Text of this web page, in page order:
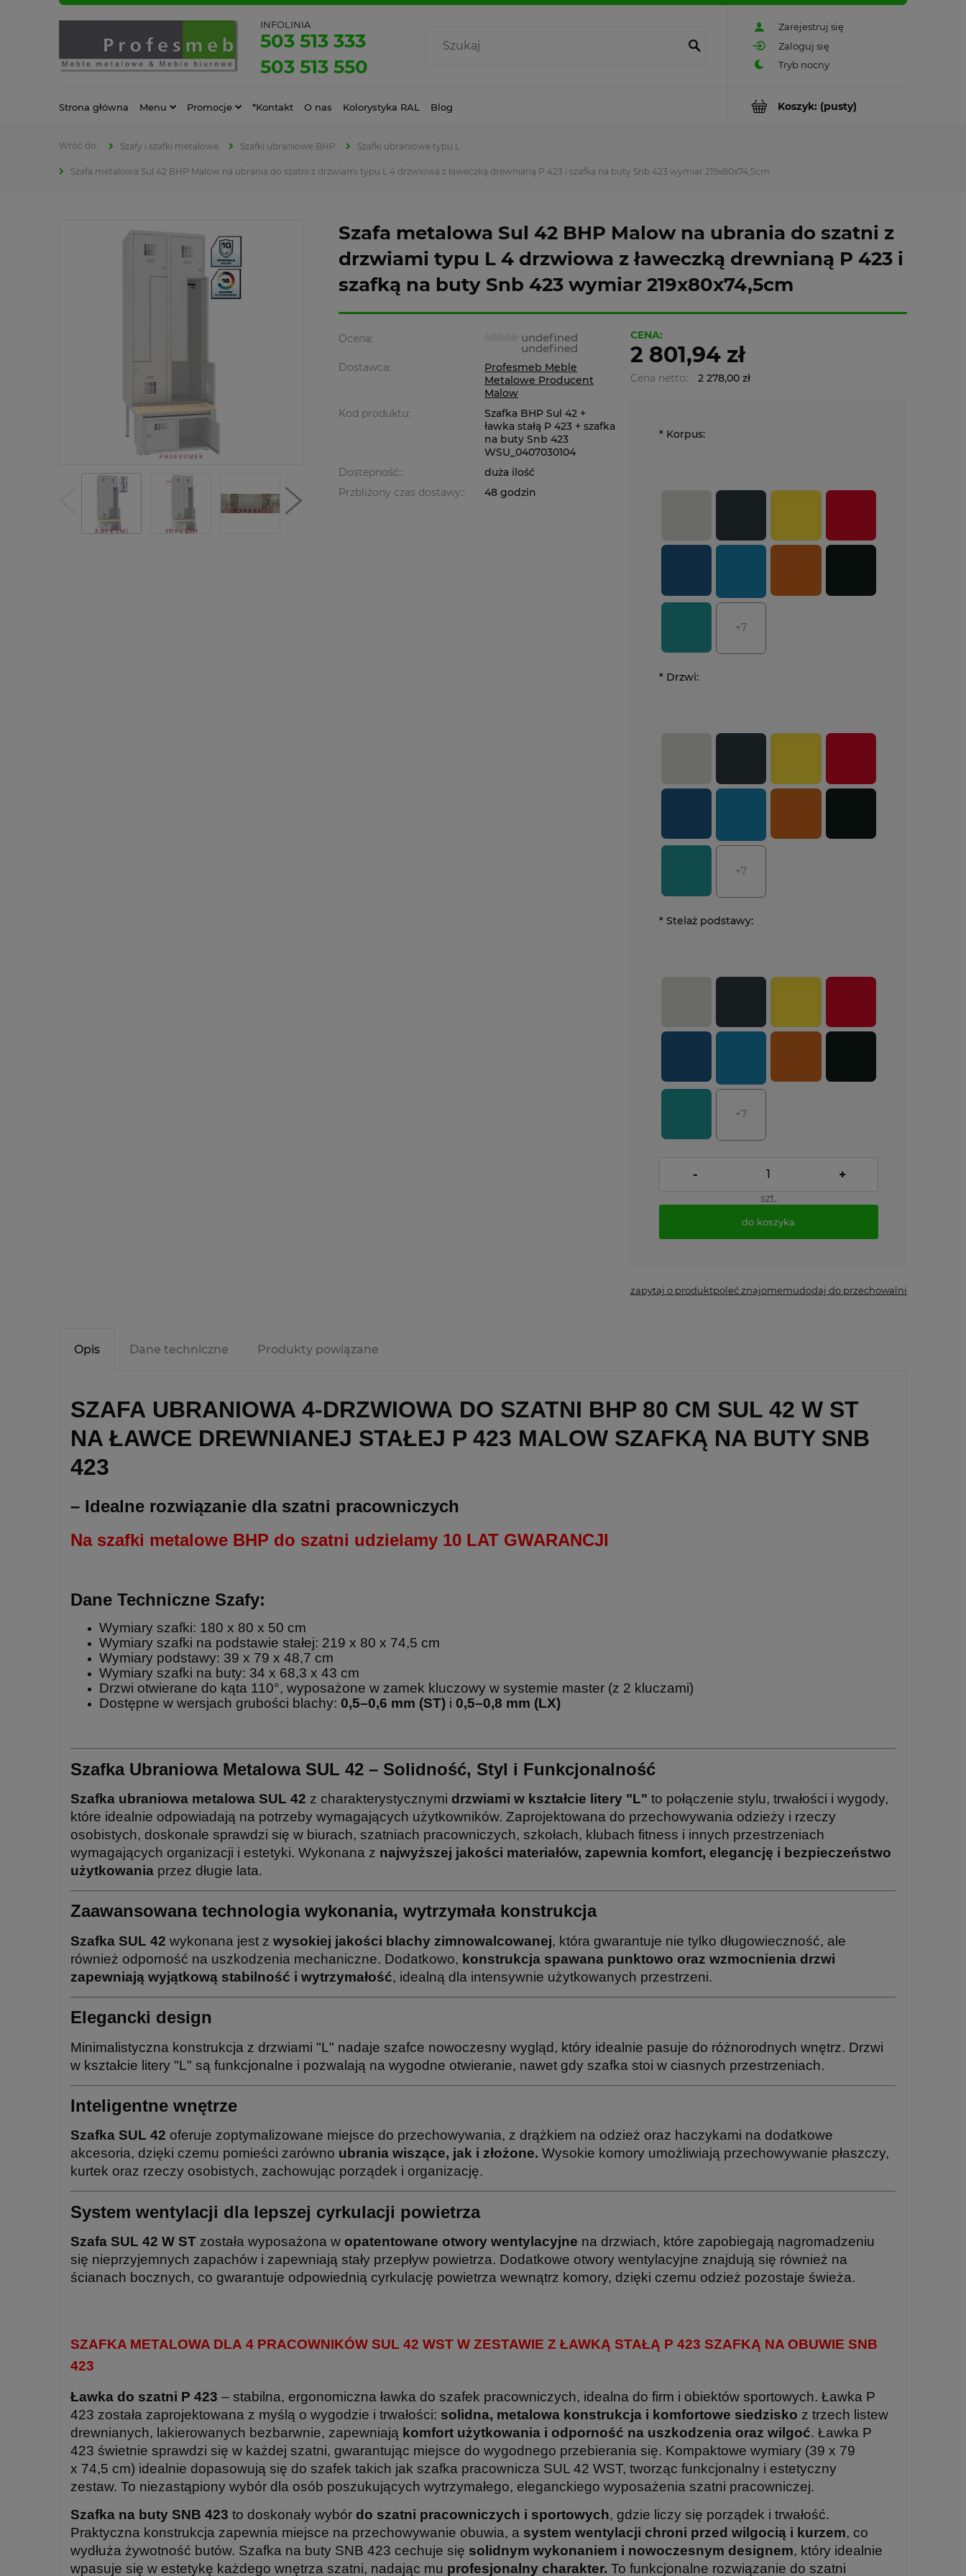
Zarejestruj się
Zaloguj się
INFOLINIA
503 513 333
503 513 550
Koszyk: (pusty)
Strona główna Menu Promocje *Kontakt O nas Kolorystyka RAL Blog
Szafy i szafki metalowe Szafki ubraniowe BHP Szafki ubraniowe typu L
Szafa metalowa Sul 42 BHP Malow na ubrania do szatni z drzwiami typu L 4 drzwiowa z ławeczką drewnianą P 423 i szafką na buty Snb 423 wymiar 219x80x74,5cm
Szafa metalowa Sul 42 BHP Malow na ubrania do szatni z
drzwiami typu L 4 drzwiowa z ławeczką drewnianą P 423 i
szafką na buty Snb 423 wymiar 219x80x74,5cm
Ocena: undefined
undefined
Dostawca:
Profesmeb Meble
Metalowe Producent
Malow
Kod produktu:
Szafka BHP Sul 42 +
ławka stałą P 423 + szafka
na buty Snb 423
WSU_0407030104
Dostepność::
duża ilość
Przbliżony czas dostawy::
48 godzin
CENA:
2 801,94 zł
Cena netto: 2 278,00 zł
* Korpus:
+7
* Drzwi:
+7
* Stelaż podstawy:
+7
- +
szt.
do koszyka
zapytaj o produktpoleć znajomemudodaj do przechowalni
Opis Dane techniczne Produkty powiązane
SZAFA UBRANIOWA 4-DRZWIOWA DO SZATNI BHP 80 CM SUL 42 W ST
NA ŁAWCE DREWNIANEJ STAŁEJ P 423 MALOW SZAFKĄ NA BUTY SNB
423
– Idealne rozwiązanie dla szatni pracowniczych
Na szafki metalowe BHP do szatni udzielamy 10 LAT GWARANCJI
Dane Techniczne Szafy:
Wymiary szafki: 180 x 80 x 50 cm
Wymiary szafki na podstawie stałej: 219 x 80 x 74,5 cm
Wymiary podstawy: 39 x 79 x 48,7 cm
Wymiary szafki na buty: 34 x 68,3 x 43 cm
Drzwi otwierane do kąta 110°, wyposażone w zamek kluczowy w systemie master (z 2 kluczami)
Dostępne w wersjach grubości blachy: 0,5–0,6 mm (ST) i 0,5–0,8 mm (LX)
Szafka Ubraniowa Metalowa SUL 42 – Solidność, Styl i Funkcjonalność
Szafka ubraniowa metalowa SUL 42 z charakterystycznymi drzwiami w kształcie litery "L" to połączenie stylu, trwałości i wygody,
które idealnie odpowiadają na potrzeby wymagających użytkowników. Zaprojektowana do przechowywania odzieży i rzeczy
osobistych, doskonale sprawdzi się w biurach, szatniach pracowniczych, szkołach, klubach fitness i innych przestrzeniach
wymagających organizacji i estetyki. Wykonana z najwyższej jakości materiałów, zapewnia komfort, elegancję i bezpieczeństwo
użytkowania przez długie lata.
Zaawansowana technologia wykonania, wytrzymała konstrukcja
Szafka SUL 42 wykonana jest z wysokiej jakości blachy zimnowalcowanej, która gwarantuje nie tylko długowieczność, ale
również odporność na uszkodzenia mechaniczne. Dodatkowo, konstrukcja spawana punktowo oraz wzmocnienia drzwi
zapewniają wyjątkową stabilność i wytrzymałość, idealną dla intensywnie użytkowanych przestrzeni.
Elegancki design
Minimalistyczna konstrukcja z drzwiami "L" nadaje szafce nowoczesny wygląd, który idealnie pasuje do różnorodnych wnętrz. Drzwi
w kształcie litery "L" są funkcjonalne i pozwalają na wygodne otwieranie, nawet gdy szafka stoi w ciasnych przestrzeniach.
Inteligentne wnętrze
Szafka SUL 42 oferuje zoptymalizowane miejsce do przechowywania, z drążkiem na odzież oraz haczykami na dodatkowe
akcesoria, dzięki czemu pomieści zarówno ubrania wiszące, jak i złożone. Wysokie komory umożliwiają przechowywanie płaszczy,
kurtek oraz rzeczy osobistych, zachowując porządek i organizację.
System wentylacji dla lepszej cyrkulacji powietrza
Szafa SUL 42 W ST została wyposażona w opatentowane otwory wentylacyjne na drzwiach, które zapobiegają nagromadzeniu
się nieprzyjemnych zapachów i zapewniają stały przepływ powietrza. Dodatkowe otwory wentylacyjne znajdują się również na
ścianach bocznych, co gwarantuje odpowiednią cyrkulację powietrza wewnątrz komory, dzięki czemu odzież pozostaje świeża.
SZAFKA METALOWA DLA 4 PRACOWNIKÓW SUL 42 WST W ZESTAWIE Z ŁAWKĄ STAŁĄ P 423 SZAFKĄ NA OBUWIE SNB
423
Ławka do szatni P 423 – stabilna, ergonomiczna ławka do szafek pracowniczych, idealna do firm i obiektów sportowych. Ławka P
423 została zaprojektowana z myślą o wygodzie i trwałości: solidna, metalowa konstrukcja i komfortowe siedzisko z trzech listew
drewnianych, lakierowanych bezbarwnie, zapewniają komfort użytkowania i odporność na uszkodzenia oraz wilgoć. Ławka P
423 świetnie sprawdzi się w każdej szatni, gwarantując miejsce do wygodnego przebierania się. Kompaktowe wymiary (39 x 79
x 74,5 cm) idealnie dopasowują się do szafek takich jak szafka pracownicza SUL 42 WST, tworząc funkcjonalny i estetyczny
zestaw. To niezastąpiony wybór dla osób poszukujących wytrzymałego, eleganckiego wyposażenia szatni pracowniczej.
Szafka na buty SNB 423 to doskonały wybór do szatni pracowniczych i sportowych, gdzie liczy się porządek i trwałość.
Praktyczna konstrukcja zapewnia miejsce na przechowywanie obuwia, a system wentylacji chroni przed wilgocią i kurzem, co
wydłuża żywotność butów. Szafka na buty SNB 423 cechuje się solidnym wykonaniem i nowoczesnym designem, który idealnie
wpasuje się w estetykę każdego wnętrza szatni, nadając mu profesjonalny charakter. To funkcjonalne rozwiązanie do szatni